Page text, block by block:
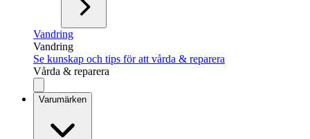
Vandring
Vandring
Se kunskap och tips för att vårda & reparera
Vårda & reparera
Varumärken